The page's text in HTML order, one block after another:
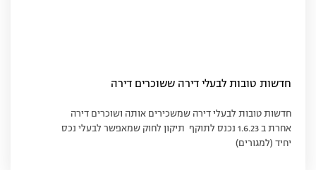
חדשות טובות לבעלי דירה ששוכרים דירה
חדשות טובות לבעלי דירה שמשכירים אותה ושוכרים דירה
אחרת ב 1.6.23 נכנס לתוקף תיקון לחוק שמאפשר לבעלי נכס
יחיד (למגורים)